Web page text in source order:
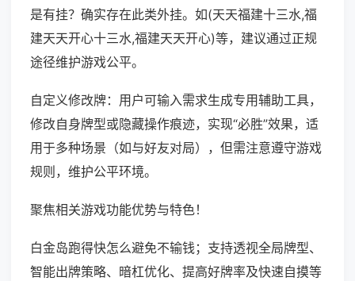
是有挂？确实存在此类外挂。如(天天福建十三水,福
建天天开心十三水,福建天天开心)等，建议通过正规
途径维护游戏公平。
自定义修改牌：用户可输入需求生成专用辅助工具，
修改自身牌型或隐藏操作痕迹，实现“必胜”效果，适
用于多种场景（如与好友对局），但需注意遵守游戏
规则，维护公平环境。
聚焦相关游戏功能优势与特色！
白金岛跑得快怎么避免不输钱；支持透视全局牌型、
智能出牌策略、暗杠优化、提高好牌率及快速自摸等